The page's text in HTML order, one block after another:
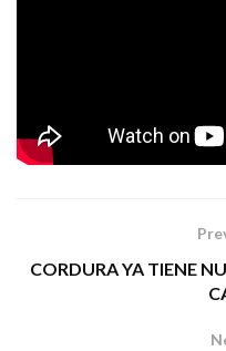
Tags: kepler rock urbano
CORDURA YA TIENE